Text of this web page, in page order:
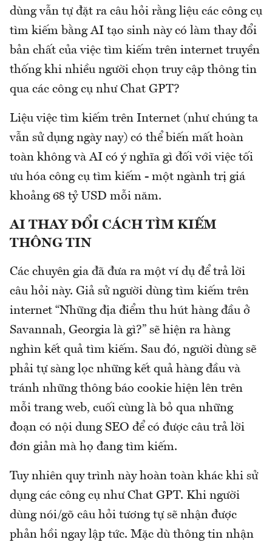
dùng vẫn tự đặt ra câu hỏi rằng liệu các công cụ
tìm kiếm bằng AI tạo sinh này có làm thay đổi
bản chất của việc tìm kiếm trên internet truyền
thống khi nhiều người chọn truy cập thông tin
qua các công cụ như Chat GPT?
Liệu việc tìm kiếm trên Internet (như chúng ta
vẫn sử dụng ngày nay) có thể biến mất hoàn
toàn không và AI có ý nghĩa gì đối với việc tối
ưu hóa công cụ tìm kiếm - một ngành trị giá
khoảng 68 tỷ USD mỗi năm.
AI THAY ĐỔI CÁCH TÌM KIẾM
THÔNG TIN
Các chuyên gia đã đưa ra một ví dụ để trả lời
câu hỏi này. Giả sử người dùng tìm kiếm trên
internet “Những địa điểm thu hút hàng đầu ở
Savannah, Georgia là gì?” sẽ hiện ra hàng
nghìn kết quả tìm kiếm. Sau đó, người dùng sẽ
phải tự sàng lọc những kết quả hàng đầu và
tránh những thông báo cookie hiện lên trên
mỗi trang web, cuối cùng là bỏ qua những
đoạn có nội dung SEO để có được câu trả lời
đơn giản mà họ đang tìm kiếm.
Tuy nhiên quy trình này hoàn toàn khác khi sử
dụng các công cụ như Chat GPT. Khi người
dùng nói/gõ câu hỏi tương tự sẽ nhận được
phản hồi ngay lập tức. Mặc dù thông tin nhận